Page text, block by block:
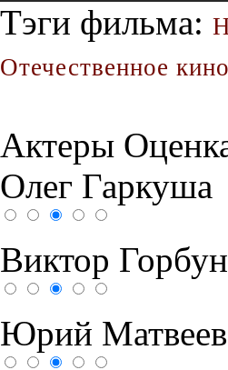
Тэги фильма:
Отечественное кино
Актеры
Олег Гаркуша
Виктор
Юрий Матвеев